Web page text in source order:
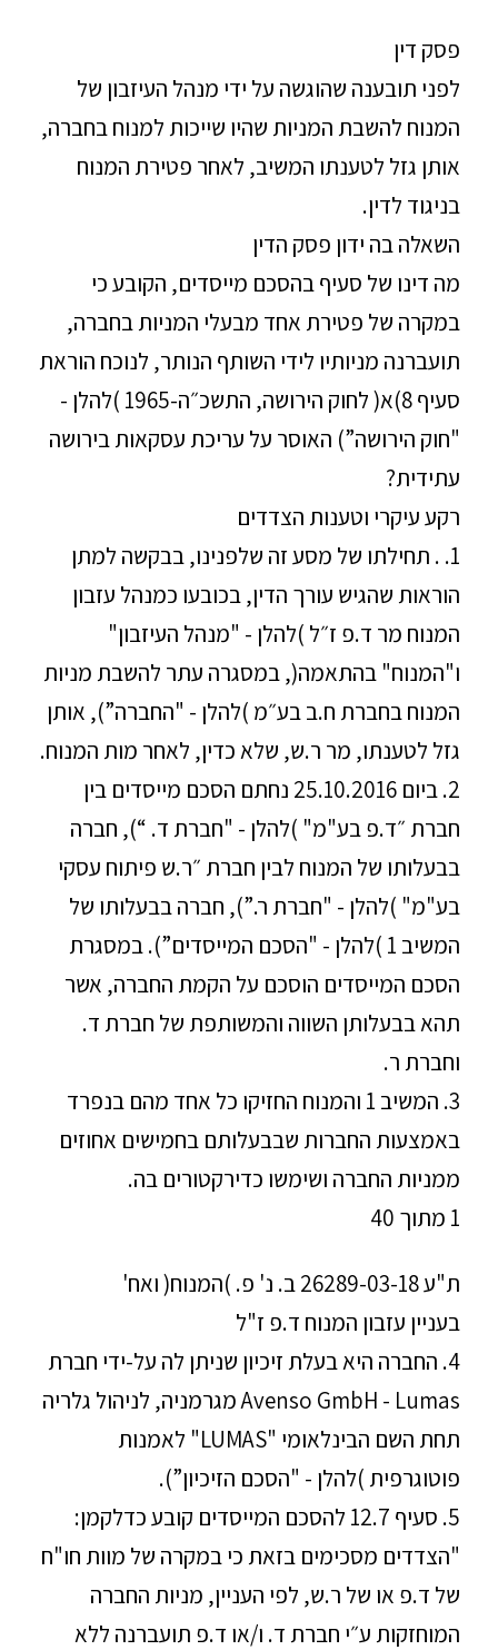
פסק דין
לפני תובענה שהוגשה על ידי מנהל העיזבון של
המנוח להשבת המניות שהיו שייכות למנוח בחברה,
אותן גזל לטענתו המשיב, לאחר פטירת המנוח
בניגוד לדין.
השאלה בה ידון פסק הדין
מה דינו של סעיף בהסכם מייסדים, הקובע כי
במקרה של פטירת אחד מבעלי המניות בחברה,
תועברנה מניותיו לידי השותף הנותר, לנוכח הוראת
סעיף 8)א( לחוק הירושה, התשכ״ה-1965 )להלן -
"חוק הירושה”) האוסר על עריכת עסקאות בירושה
עתידית?
רקע עיקרי וטענות הצדדים
1. . תחילתו של מסע זה שלפנינו, בבקשה למתן
הוראות שהגיש עורך הדין, בכובעו כמנהל עזבון
המנוח מר ד.פ ז״ל )להלן - "מנהל העיזבון"
ו"המנוח" בהתאמה(, במסגרה עתר להשבת מניות
המנוח בחברת ח.ב בע״מ )להלן - "החברה”), אותן
גזל לטענתו, מר ר.ש, שלא כדין, לאחר מות המנוח.
2. ביום 25.10.2016 נחתם הסכם מייסדים בין
חברת ״ד.פ בע"מ" )להלן - "חברת ד. “), חברה
בבעלותו של המנוח לבין חברת ״ר.ש פיתוח עסקי
בע"מ" )להלן - "חברת ר.”), חברה בבעלותו של
המשיב 1 )להלן - "הסכם המייסדים”). במסגרת
הסכם המייסדים הוסכם על הקמת החברה, אשר
תהא בבעלותן השווה והמשותפת של חברת ד.
וחברת ר.
3. המשיב 1 והמנוח החזיקו כל אחד מהם בנפרד
באמצעות החברות שבבעלותם בחמישים אחוזים
ממניות החברה ושימשו כדירקטורים בה.
1 מתוך 40
ת"ע 26289-03-18 ב. נ' פ. )המנוח( ואח'
בעניין עזבון המנוח ד.פ ז"ל
4. החברה היא בעלת זיכיון שניתן לה על-ידי חברת
Avenso GmbH - Lumas מגרמניה, לניהול גלריה
תחת השם הבינלאומי "LUMAS" לאמנות
פוטוגרפית )להלן - "הסכם הזיכיון”).
5. סעיף 12.7 להסכם המייסדים קובע כדלקמן:
"הצדדים מסכימים בזאת כי במקרה של מוות חו"ח
של ד.פ או של ר.ש, לפי העניין, מניות החברה
המוחזקות ע״י חברת ד. ו/או ד.פ תועברנה ללא